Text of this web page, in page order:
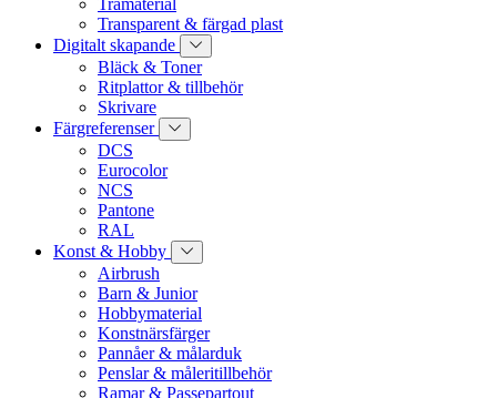
Transparent & färgad plast
Digitalt skapande
Bläck & Toner
Ritplattor & tillbehör
Skrivare
Färgreferenser
DCS
Eurocolor
NCS
Pantone
RAL
Konst & Hobby
Airbrush
Barn & Junior
Hobbymaterial
Konstnärsfärger
Pannåer & målarduk
Penslar & måleritillbehör
Ramar & Passepartout